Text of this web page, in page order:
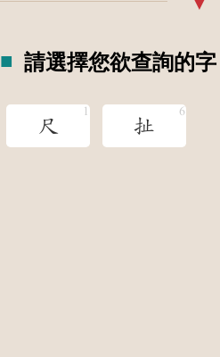
請選擇您欲查詢的字
尺 扯